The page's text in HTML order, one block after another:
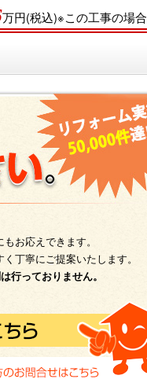
万円(税込)※この工事の場合
お応えできます。
丁寧にご提案いたします。
行っておりません。